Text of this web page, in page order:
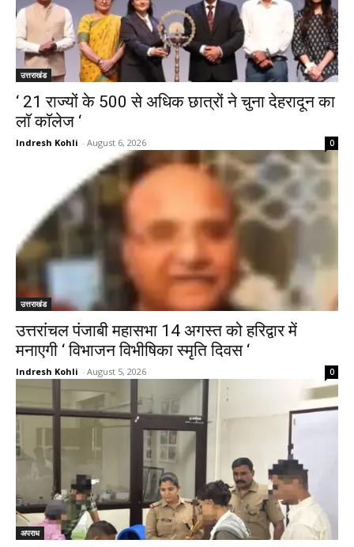
उत्तराखंड
‘ 21 राज्यों के 500 से अधिक छात्रों ने चुना देहरादून का
लाॅ काॅलेज ‘
Indresh Kohli - August 6, 2026 0
उत्तराखंड
उत्तरांचल पंजाबी महासभा 14 अगस्त को हरिद्वार में
मनाएगी ‘ विभाजन विभीषिका स्मृति दिवस ‘
Indresh Kohli - August 5, 2026 0
अपराध